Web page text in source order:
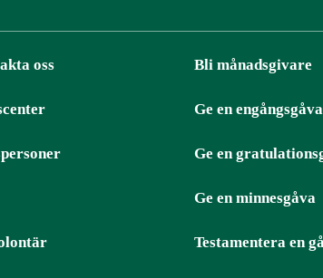
oss Bli månadsgivare
Ge en engångsgåva
Ge en
Ge en minnesgåva
Testamentera en